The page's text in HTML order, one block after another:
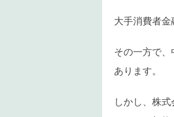
大手消費者金
その一方で
あります。
しかし、株